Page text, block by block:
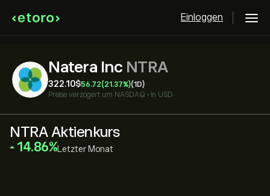
Einloggen
Natera Inc NTRA
322.10‎$‎56.72(21.37%)(1D)
Preise verzögert um NASDAQ • in USD
NTRA Aktienkurs
‎14.86‎ Letzter Monat